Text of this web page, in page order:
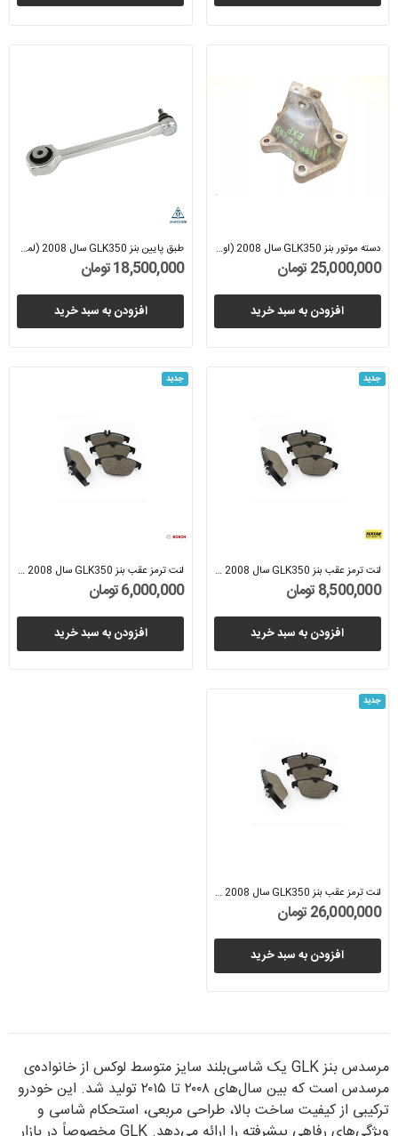
دسته موتور بنز GLK350 سال 2008 (اورجینال) -...
25,000,000 تومان
افزودن به سبد خرید
طبق پایین بنز GLK350 سال 2008 (لمفوردر) -...
18,500,000 تومان
افزودن به سبد خرید
جدید
لنت ترمز عقب بنز GLK350 سال 2008 (تکستار) -...
8,500,000 تومان
افزودن به سبد خرید
جدید
لنت ترمز عقب بنز GLK350 سال 2008 (بوش) -...
6,000,000 تومان
افزودن به سبد خرید
جدید
لنت ترمز عقب بنز GLK350 سال 2008 (اورجینال) -...
26,000,000 تومان
افزودن به سبد خرید
مرسدس بنز GLK یک شاسی‌بلند سایز متوسط لوکس از خانواده‌ی
مرسدس است که بین سال‌های ۲۰۰۸ تا ۲۰۱۵ تولید شد. این خودرو
ترکیبی از کیفیت ساخت بالا، طراحی مربعی‌، استحکام شاسی و